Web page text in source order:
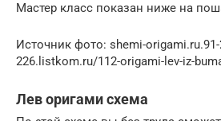
Мастер класс показан ниже на
Источник фото: shemi-origami.ru.91-
226.listkom.ru/112-origami-lev-iz-
Лев оригами схема